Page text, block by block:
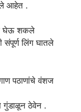
आहेत .
घेऊ शकले
संपूर्ण लिंग घातले
पठाणांचेवंशज
गुंडाळून ठेवेन .